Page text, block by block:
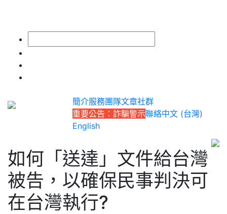
簡介服務團隊文章社群
重要公告：詐騙警示聯絡中文 (台灣)
English
如何「送達」文件給台灣
被告，以確保民事判決可
在台灣執行?